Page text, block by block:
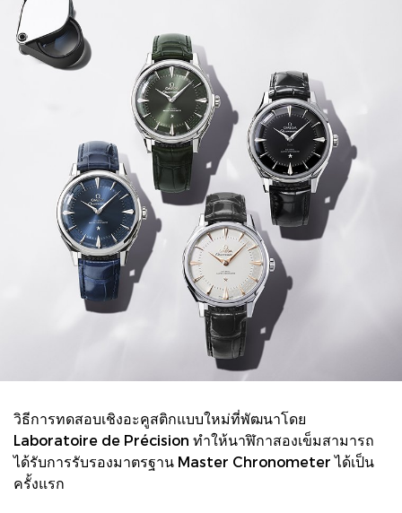
วิธีการทดสอบเชิงอะคูสติกแบบใหม่ที่พัฒนาโดย
Laboratoire de Précision ทำให้นาฬิกาสองเข็มสามารถ
ได้รับการรับรองมาตรฐาน Master Chronometer ได้เป็น
ครั้งแรก